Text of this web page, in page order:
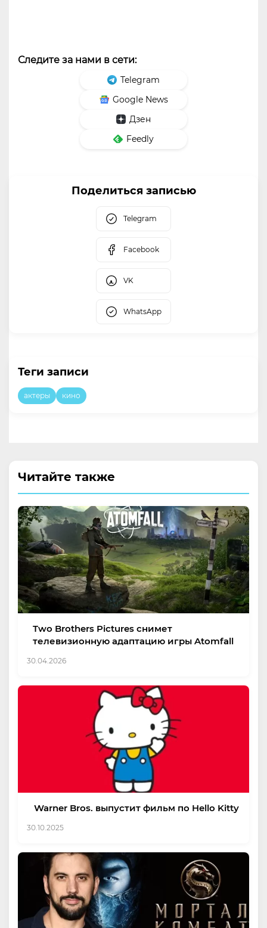
Следите за нами в сети:
Telegram
Google News
Дзен
Feedly
Поделиться записью
Telegram
Facebook
VK
WhatsApp
Теги записи
актеры кино
Читайте также
Two Brothers Pictures снимет
телевизионную адаптацию игры Atomfall
30.04.2026
Warner Bros. выпустит фильм по Hello Kitty
30.10.2025